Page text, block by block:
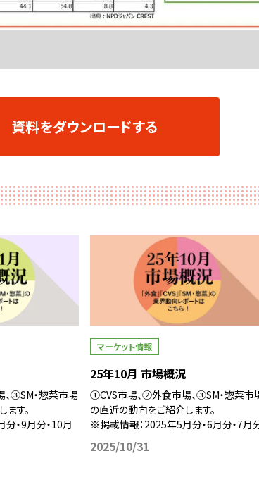
資料をダウンロードする
③SM・惣菜市場
す。
・9月分・10月
マーケット情報
25年10月 市場概況
①CVS市場、②外食市場、③SM・惣菜市
の直近の動向をご紹介します。
※掲載情報：2025年5月分・6月分・7月
2025/10/31